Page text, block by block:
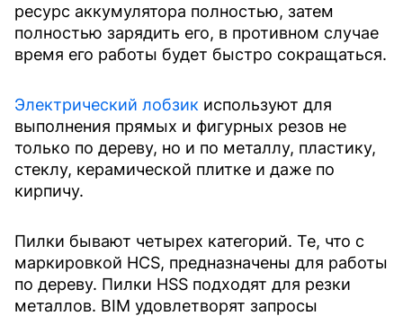
ресурс аккумулятора полностью, затем
полностью зарядить его, в противном случае
время его работы будет быстро сокращаться.
Электрический лобзик используют для
выполнения прямых и фигурных резов не
только по дереву, но и по металлу, пластику,
стеклу, керамической плитке и даже по
кирпичу.
Пилки бывают четырех категорий. Те, что с
маркировкой HCS, предназначены для работы
по дереву. Пилки HSS подходят для резки
металлов. BIM удовлетворят запросы